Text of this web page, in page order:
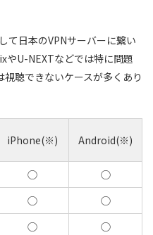
て日本のVPNサーバーに繋い
やU-NEXTなどでは特に問題
聴できないケースが多くあり
iPhone(※) Android(※)
◯
◯
◯
◯
◯
◯